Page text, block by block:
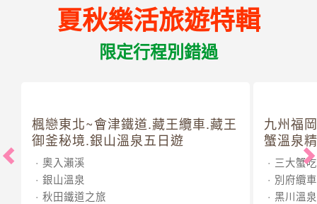
夏秋樂活旅遊特輯
限定行程別錯過
楓戀東北~會津鐵道.藏王纜車.藏王
御釜秘境.銀山溫泉五日遊
奧入瀨溪
銀山溫泉
秋田鐵道之旅
九州福
蟹溫泉
三大蟹
別府纜車
黑川溫泉